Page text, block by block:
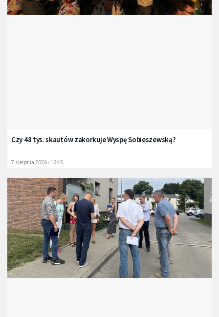
Czy 48 tys. skautów zakorkuje Wyspę Sobieszewską?
7 sierpnia 2026 - 16:45